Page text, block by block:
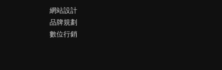
網站設計
品牌規劃
數位行銷